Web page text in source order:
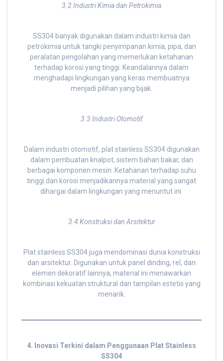
3.2 Industri Kimia dan Petrokimia
SS304 banyak digunakan dalam industri kimia dan
petrokimia untuk tangki penyimpanan kimia, pipa, dan
peralatan pengolahan yang memerlukan ketahanan
terhadap korosi yang tinggi. Keandalannya dalam
menghadapi lingkungan yang keras membuatnya
menjadi pilihan yang bijak.
3.3 Industri Otomotif
Dalam industri otomotif, plat stainless SS304 digunakan
dalam pembuatan knalpot, sistem bahan bakar, dan
berbagai komponen mesin. Ketahanan terhadap suhu
tinggi dan korosi menjadikannya material yang sangat
dihargai dalam lingkungan yang menuntut ini.
3.4 Konstruksi dan Arsitektur
Plat stainless SS304 juga mendominasi dunia konstruksi
dan arsitektur. Digunakan untuk panel dinding, rel, dan
elemen dekoratif lainnya, material ini menawarkan
kombinasi kekuatan struktural dan tampilan estetis yang
menarik.
4. Inovasi Terkini dalam Penggunaan Plat Stainless
SS304